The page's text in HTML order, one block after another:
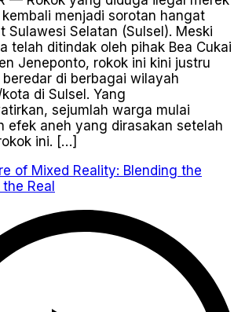
menjadi sorotan hangat
Sulawesi Selatan (Sulsel). Meski
telah ditindak oleh pihak Bea Cukai
Jeneponto, rokok ini kini justru
beredar di berbagai wilayah
di Sulsel. Yang
sejumlah warga mulai
efek aneh yang dirasakan setelah
ini. […]